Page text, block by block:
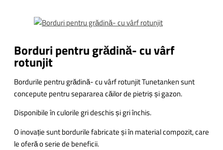
Borduri pentru grădină- cu vârf
rotunjit
Bordurile pentru grădină- cu vârf rotunjit Tunetanken sunt
concepute pentru separarea căilor de pietriș și gazon.
Disponibile în culorile gri deschis și gri închis.
O inovație sunt bordurile fabricate și în material compozit, care
le oferă o serie de beneficii.